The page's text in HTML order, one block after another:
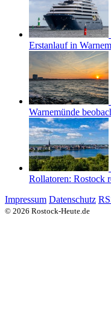
Erstanlauf in
Warnemünde
Rollatoren: Rostock
Impressum Datenschutz
© 2026 Rostock-Heute.de